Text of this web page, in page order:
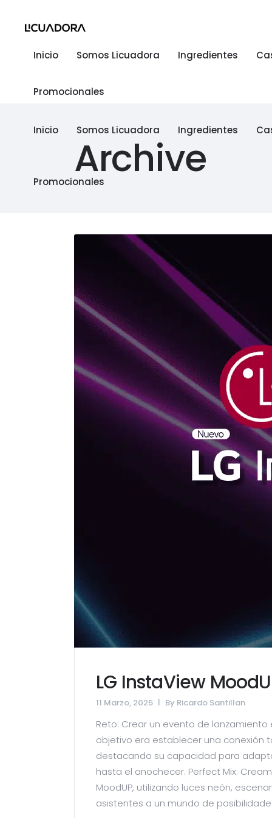
Inicio Somos Licuadora Ingredientes
Promocionales
Inicio Somos Licuadora Ingredientes
Promocionales
Archive
LG InstaView
11 Marzo, 2025 By Ricardo Santillan
Reto: Crear un evento de lanzamiento
objetivo era establecer una conexión
destacando su capacidad para
hasta el anochecer. Perfect Mix:
MoodUP, utilizando luces neón,
asistentes a un mundo de